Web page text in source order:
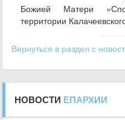
Божией Матери
территории
Вернуться в раздел с
НОВОСТИ ЕПАРХИИ